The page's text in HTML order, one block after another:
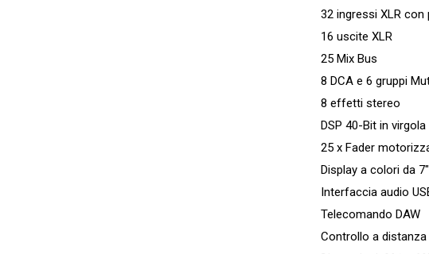
32 ingressi XLR con
16 uscite XLR
25 Mix Bus
8 DCA e 6 gruppi
8 effetti stereo
DSP 40-Bit in virgola
25 x Fader
Display a colori da 7"
Interfaccia audio
Telecomando DAW
Controllo a distanza